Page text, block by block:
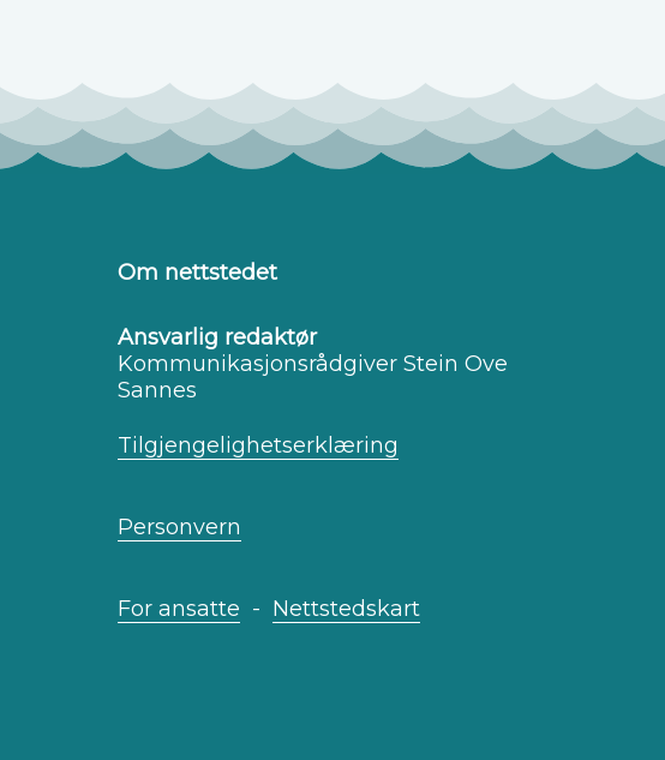
Om nettstedet
Ansvarlig redaktør
Kommunikasjonsrådgiver Stein Ove
Sannes
Tilgjengelighetserklæring
Personvern
For ansatte - Nettstedskart